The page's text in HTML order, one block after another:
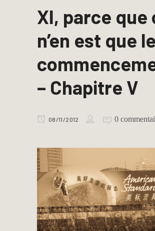
XI, parce que
n’en est que le
– Chapitre V
08/11/2012 0